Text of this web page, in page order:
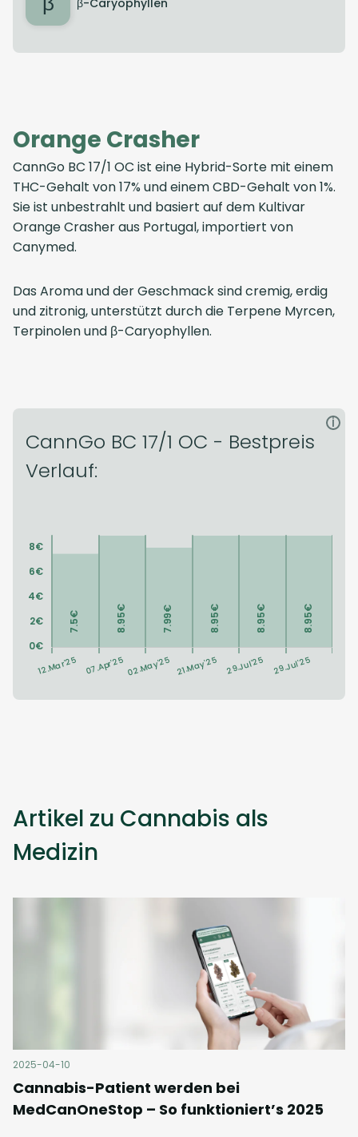
Orange Crasher
CannGo BC 17/1 OC ist eine Hybrid-Sorte mit einem
THC-Gehalt von 17% und einem CBD-Gehalt von 1%.
Sie ist unbestrahlt und basiert auf dem Kultivar
Orange Crasher aus Portugal, importiert von
Canymed.
Das Aroma und der Geschmack sind cremig, erdig
und zitronig, unterstützt durch die Terpene Myrcen,
Terpinolen und β-Caryophyllen.
CannGo BC 17/1 OC - Bestpreis
Verlauf:
i
Artikel zu Cannabis als
Medizin
2025-04-10
Cannabis-Patient werden bei
MedCanOneStop – So funktioniert’s 2025